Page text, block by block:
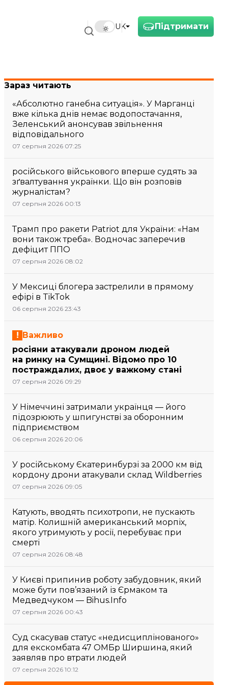
Підтримати
UK
Зараз читають
«Абсолютно ганебна ситуація». У Марганці
вже кілька днів немає водопостачання,
Зеленський анонсував звільнення
відповідального
07 серпня 2026 07:25
російського військового вперше судять за
зґвалтування українки. Що він розповів
журналістам?
07 серпня 2026 00:13
Трамп про ракети Patriot для України: «Нам
вони також треба». Водночас заперечив
дефіцит ППО
07 серпня 2026 08:02
У Мексиці блогера застрелили в прямому
ефірі в TikTok
06 серпня 2026 23:43
Важливо
росіяни атакували дроном людей
на ринку на Сумщині. Відомо про 10
постраждалих, двоє у важкому стані
07 серпня 2026 09:29
У Німеччині затримали українця — його
підозрюють у шпигунстві за оборонним
підприємством
06 серпня 2026 20:06
У російському Єкатеринбурзі за 2000 км від
кордону дрони атакували склад Wildberries
07 серпня 2026 09:05
Катують, вводять психотропи, не пускають
матір. Колишній американський морпіх,
якого утримують у росії, перебуває при
смерті
07 серпня 2026 08:48
У Києві припинив роботу забудовник, який
може бути пов’язаний із Єрмаком та
Медведчуком — Bihus.Info
07 серпня 2026 00:43
Суд скасував статус «недисциплінованого»
для екскомбата 47 ОМБр Ширшина, який
заявляв про втрати людей
07 серпня 2026 10:12